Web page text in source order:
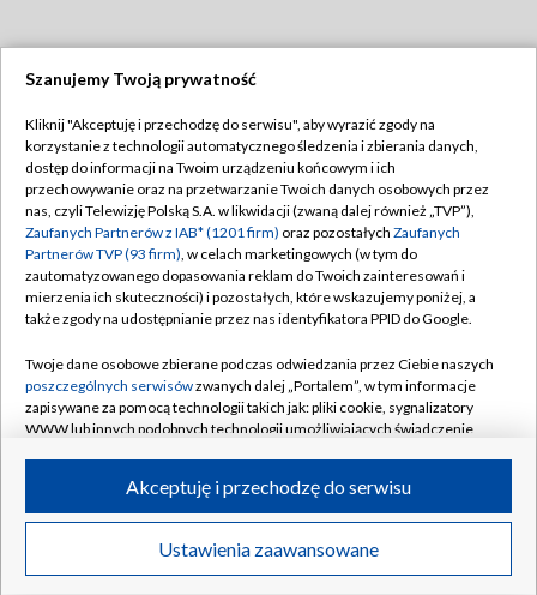
TVP
Abonament TVP
Emisja w TVP
Centrum informacji TVP
Naziemna Telewizja Cyfrowa
Rada Programowa
System NOS
Informacje o nadawcy
Program dla prasy
Ogłoszenie przetargowe
Regulamin TVP
Polityka prywatności
Moje zgody
Pomoc
Kontakt
Kanały
©2026 Telewizja Polska S.A. w likwidacji
Szanujemy Twoją prywatność
Kliknij "Akceptuję i przechodzę do serwisu", aby wyrazić zgody na
korzystanie z technologii automatycznego śledzenia i zbierania danych,
dostęp do informacji na Twoim urządzeniu końcowym i ich
przechowywanie oraz na przetwarzanie Twoich danych osobowych przez
nas, czyli Telewizję Polską S.A. w likwidacji (zwaną dalej również „TVP”),
Zaufanych Partnerów z IAB* (1201 firm) oraz pozostałych Zaufanych
Partnerów TVP (93 firm), w celach marketingowych (w tym do
zautomatyzowanego dopasowania reklam do Twoich zainteresowań i
mierzenia ich skuteczności) i pozostałych, które wskazujemy poniżej, a
także zgody na udostępnianie przez nas identyfikatora PPID do Google.
Twoje dane osobowe zbierane podczas odwiedzania przez Ciebie naszych
poszczególnych serwisówzwanych dalej „Portalem”, w tym informacje
zapisywane za pomocą technologii takich jak: pliki cookie, sygnalizatory
WWW lub innych podobnych technologii umożliwiających świadczenie
ruchu w Internecie.
Twoje dane osobowe zbierane podczas odwiedzania przez Ciebie
poszczególnych serwisówna Portalu, takie jak adresy IP, identyfikatory
Ustawienia zaawansowane
Akceptuję i przechodzę do serwisu